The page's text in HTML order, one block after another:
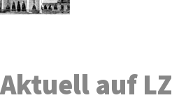
Aktuell auf LZ